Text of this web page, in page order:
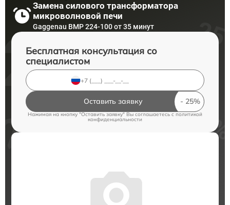
Замена силового трансформатора
микроволновой печи
Gaggenau BMP 224-100 от 35 минут
Бесплатная консультация со
специалистом
Оставить заявку
Нажимая на кнопку "Оставить заявку" Вы соглашаетесь c политикой
конфиденциальности